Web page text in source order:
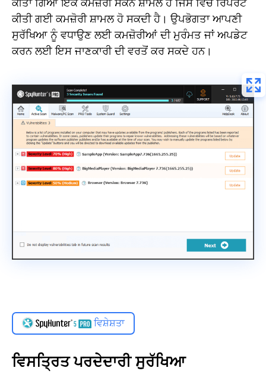
ਕੀਤਾ ਗਿਆ ਇੱਕ ਕਮਜ਼ੋਰੀ ਸਕੈਨ ਸ਼ਾਮਲ ਹੈ ਜਿਸ ਵਿੱਚ ਰਿਪੋਰਟ
ਕੀਤੀ ਗਈ ਕਮਜ਼ੋਰੀ ਸ਼ਾਮਲ ਹੋ ਸਕਦੀ ਹੈ। ਉਪਭੋਗਤਾ ਆਪਣੀ
ਸੁਰੱਖਿਆ ਨੂੰ ਵਧਾਉਣ ਲਈ ਕਮਜ਼ੋਰੀਆਂ ਦੀ ਮੁਰੰਮਤ ਜਾਂ ਅਪਡੇਟ
ਕਰਨ ਲਈ ਇਸ ਜਾਣਕਾਰੀ ਦੀ ਵਰਤੋਂ ਕਰ ਸਕਦੇ ਹਨ।
ਵਿਸ਼ੇਸ਼ਤਾ
ਵਿਸਤ੍ਰਿਤ ਪਰਦੇਦਾਰੀ ਸੁਰੱਖਿਆ